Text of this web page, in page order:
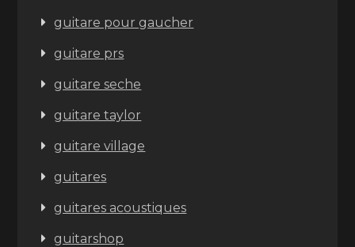
guitare pour gaucher
guitare prs
guitare seche
guitare taylor
guitare village
guitares
guitares acoustiques
guitarshop